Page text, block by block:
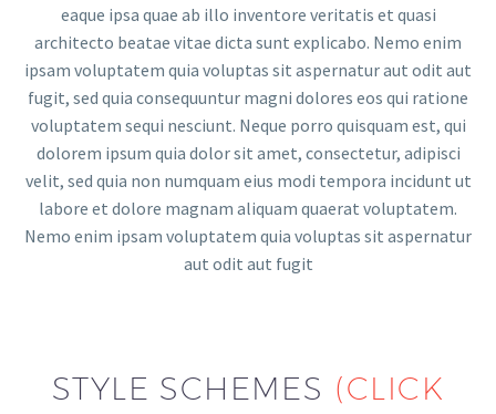
eaque ipsa quae ab illo inventore veritatis et quasi
architecto beatae vitae dicta sunt explicabo. Nemo enim
ipsam voluptatem quia voluptas sit aspernatur aut odit aut
fugit, sed quia consequuntur magni dolores eos qui ratione
voluptatem sequi nesciunt. Neque porro quisquam est, qui
dolorem ipsum quia dolor sit amet, consectetur, adipisci
velit, sed quia non numquam eius modi tempora incidunt ut
labore et dolore magnam aliquam quaerat voluptatem.
Nemo enim ipsam voluptatem quia voluptas sit aspernatur
aut odit aut fugit
STYLE SCHEMES (CLICK